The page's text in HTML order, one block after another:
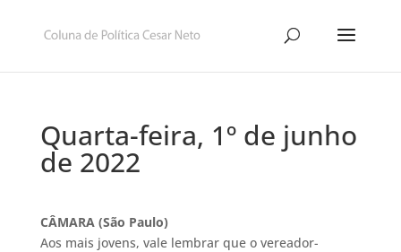
Quarta-feira, 1º de junho
de 2022
CÂMARA (São Paulo)
Aos mais jovens, vale lembrar que o vereador-